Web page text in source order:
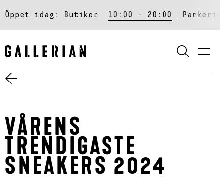
Öppet idag: Butiker 10:00 - 20:00
VÅRENS
TRENDIGASTE
SNEAKERS 2024